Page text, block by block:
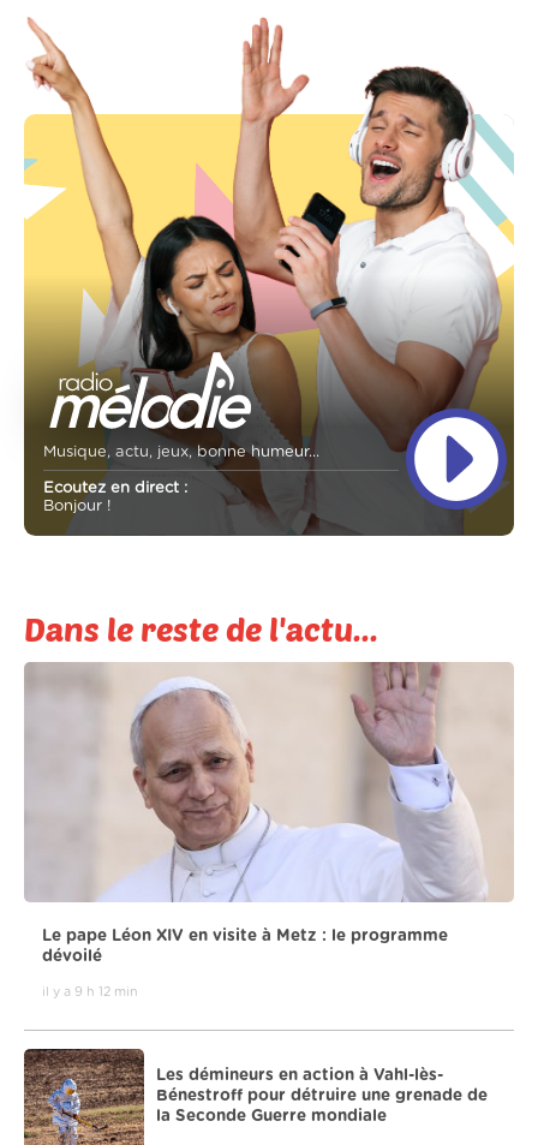
Musique, actu, jeux, bonne humeur...
Ecoutez en direct :
Bonjour !
Dans le reste de l'actu...
Le pape Léon XIV en visite à Metz : le programme
dévoilé
il y a 9 h 12 min
Les démineurs en action à Vahl-lès-
Bénestroff pour détruire une grenade de
la Seconde Guerre mondiale